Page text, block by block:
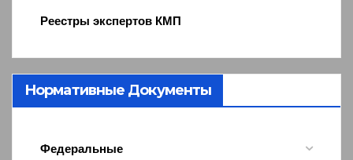
Реестры экспертов КМП
Нормативные Документы
Федеральные